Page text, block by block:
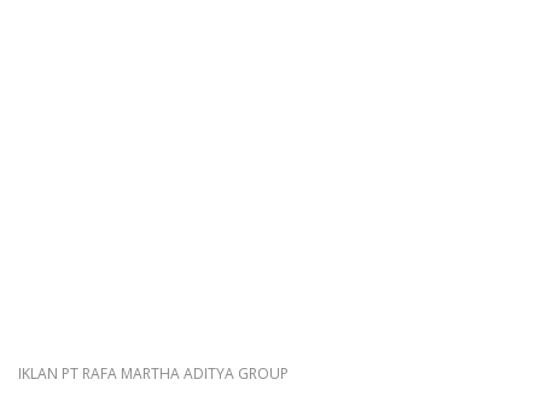
IKLAN PT RAFA MARTHA ADITYA GROUP